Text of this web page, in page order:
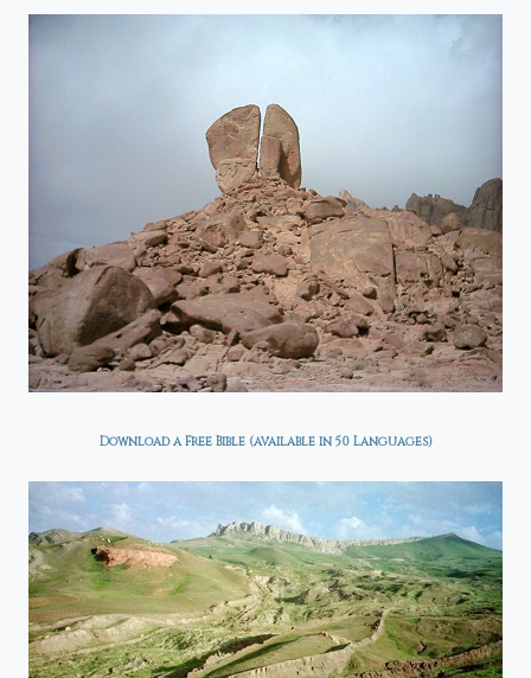
Download a Free Bible (available in 50 Languages)